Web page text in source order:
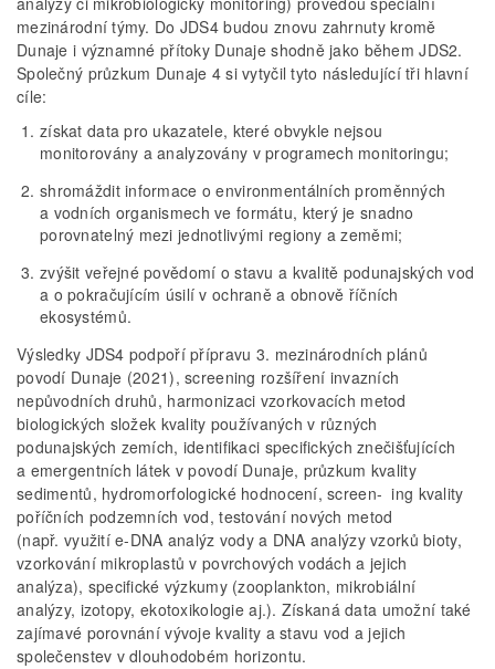
mezinárodní týmy. Do JDS4 budou znovu zahrnuty kromě
Dunaje i významné přítoky Dunaje shodně jako během JDS2.
Společný průzkum Dunaje 4 si vytyčil tyto následující tři hlavní
cíle:
získat data pro ukazatele, které obvykle nejsou
monitorovány a analyzovány v programech monitoringu;
shromáždit informace o environmentálních proměnných
a vodních organismech ve formátu, který je snadno
porovnatelný mezi jednotlivými regiony a zeměmi;
zvýšit veřejné povědomí o stavu a kvalitě podunajských vod
a o pokračujícím úsilí v ochraně a obnově říčních
ekosystémů.
Výsledky JDS4 podpoří přípravu 3. mezinárodních plánů
povodí Dunaje (2021), screening rozšíření invazních
nepůvodních druhů, harmonizaci vzorkovacích metod
biologických složek kvality používaných v různých
podunajských zemích, identifikaci specifických znečišťujících
a emergentních látek v povodí Dunaje, průzkum kvality
sedimentů, hydromorfologické hodnocení, screen- ing kvality
poříčních podzemních vod, testování nových metod
(např. využití e-DNA analýz vody a DNA analýzy vzorků bioty,
vzorkování mikroplastů v povrchových vodách a jejich
analýza), specifické výzkumy (zooplankton, mikrobiální
analýzy, izotopy, ekotoxikologie aj.). Získaná data umožní také
zajímavé porovnání vývoje kvality a stavu vod a jejich
společenstev v dlouhodobém horizontu.